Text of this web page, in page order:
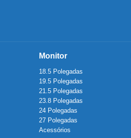
Monitor
18.5 Polegadas
19.5 Polegadas
21.5 Polegadas
23.8 Polegadas
24 Polegadas
27 Polegadas
Acessórios